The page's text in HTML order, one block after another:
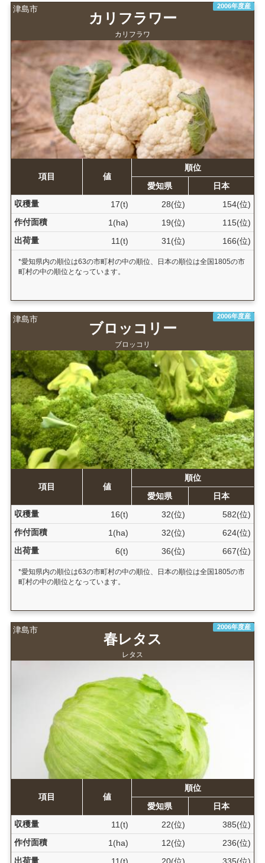
津島市 2006年度産
カリフラワー
カリフラワ
項目 値
順位
愛知県
日本
収穫量
17(t) 28(位)
154(位)
作付面積
1(ha) 19(位)
115(位)
出荷量
11(t) 31(位) 166(位)
*愛知県内の順位は63の市町村の中の順位、日本の順位は全国1805の市
町村の中の順位となっています。
津島市 2006年度産
ブロッコリー
ブロッコリ
項目 値
順位
愛知県
日本
収穫量
16(t) 32(位)
582(位)
作付面積
1(ha) 32(位)
624(位)
出荷量
6(t) 36(位) 667(位)
*愛知県内の順位は63の市町村の中の順位、日本の順位は全国1805の市
町村の中の順位となっています。
津島市 2006年度産
春レタス
レタス
項目 値
順位
愛知県
日本
収穫量
11(t) 22(位)
385(位)
作付面積
1(ha) 12(位)
236(位)
出荷量